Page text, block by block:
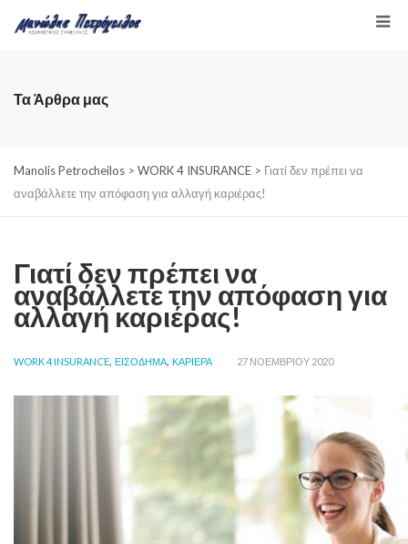
Τα Άρθρα μας
Manolis Petrocheilos > WORK 4 INSURANCE > Γιατί δεν πρέπει να
αναβάλλετε την απόφαση για αλλαγή καριέρας!
Γιατί δεν πρέπει να
αναβάλλετε την απόφαση για
αλλαγή καριέρας!
WORK 4 INSURANCE, ΕΙΣΟΔΗΜΑ, ΚΑΡΙΕΡΑ 27 ΝΟΕΜΒΡΊΟΥ 2020